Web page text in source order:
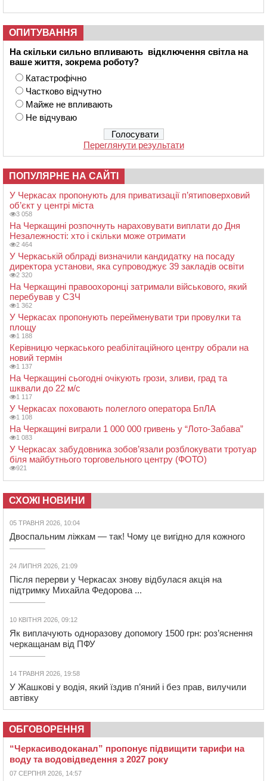
ОПИТУВАННЯ
На скільки сильно впливають відключення світла на
ваше життя, зокрема роботу?
Катастрофічно
Частково відчутно
Майже не впливають
Не відчуваю
Переглянути результати
ПОПУЛЯРНЕ НА САЙТІ
У Черкасах пропонують для приватизації п’ятиповерховий
об’єкт у центрі міста
3 058
На Черкащині розпочнуть нараховувати виплати до Дня
Незалежності: хто і скільки може отримати
2 464
У Черкаській облраді визначили кандидатку на посаду
директора установи, яка супроводжує 39 закладів освіти
2 320
На Черкащині правоохоронці затримали військового, який
перебував у СЗЧ
1 362
У Черкасах пропонують перейменувати три провулки та
площу
1 188
Керівницю черкаського реабілітаційного центру обрали на
новий термін
1 137
На Черкащині сьогодні очікують грози, зливи, град та
шквали до 22 м/с
1 117
У Черкасах поховають полеглого оператора БпЛА
1 108
На Черкащині виграли 1 000 000 гривень у “Лото-Забава”
1 083
У Черкасах забудовника зобов’язали розблокувати тротуар
біля майбутнього торговельного центру (ФОТО)
921
СХОЖІ НОВИНИ
05 ТРАВНЯ 2026, 10:04
Двоспальним ліжкам — так! Чому це вигідно для кожного
24 ЛИПНЯ 2026, 21:09
Після перерви у Черкасах знову відбулася акція на
підтримку Михайла Федорова ...
10 КВІТНЯ 2026, 09:12
Як виплачують одноразову допомогу 1500 грн: роз’яснення
черкащанам від ПФУ
14 ТРАВНЯ 2026, 19:58
У Жашкові у водія, який їздив п’яний і без прав, вилучили
автівку
ОБГОВОРЕННЯ
“Черкасиводоканал” пропонує підвищити тарифи на
воду та водовідведення з 2027 року
07 СЕРПНЯ 2026, 14:57